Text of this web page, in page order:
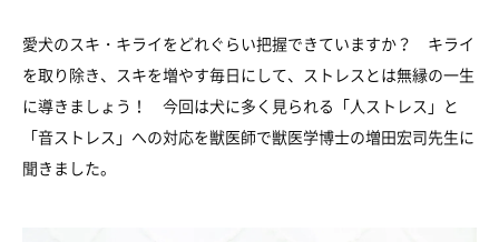
愛犬のスキ・キライをどれぐらい把握できていますか？ キライ
を取り除き、スキを増やす毎日にして、ストレスとは無縁の一生
に導きましょう！ 今回は犬に多く見られる「人ストレス」と
「音ストレス」への対応を獣医師で獣医学博士の増田宏司先生に
聞きました。